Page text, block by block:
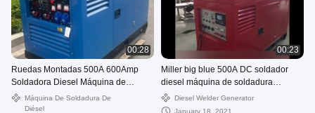
00:28
Ruedas Montadas 500A 600Amp
Soldadora Diesel Máquina de
soldadura generador
Máquina De Soldadura De
Diésel
00:23
Miller big blue 500A DC soldador
diesel máquina de soldadura
generador 10kw
Diesel Welder Generator
January 18, 2021